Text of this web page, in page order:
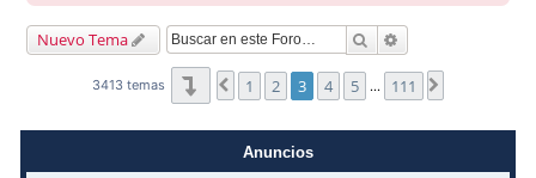
Nuevo Tema Buscar
3413 temas Página3de111
Anterior
1 2 3 4 5 … 111
Anuncios